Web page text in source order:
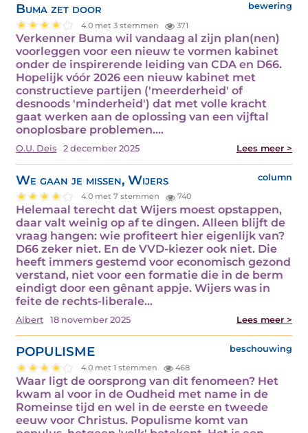
Buma zet door bewering
4.0 met 3 stemmen 371
Verkenner Buma wil vandaag al zijn plan(nen)
voorleggen voor een nieuw te vormen kabinet
onder de inspirerende leiding van CDA en D66.
Hopelijk vóór 2026 een nieuw kabinet met
constructieve partijen ('meerderheid' of
desnoods 'minderheid') dat met volle kracht
gaat werken aan de oplossing van een vijftal
onoplosbare problemen.…
O.U. Deis 2 december 2025 Lees meer >
We gaan je missen, Wijers column
4.0 met 7 stemmen 740
Helemaal terecht dat Wijers moest opstappen,
daar valt weinig op af te dingen. Alleen blijft de
vraag hangen: wie profiteert hier eigenlijk van?
D66 zeker niet. En de VVD-kiezer ook niet. Die
heeft immers gestemd voor economisch gezond
verstand, niet voor een formatie die in de berm
eindigt door een gênant appje. Wijers was in
feite de rechts-liberale…
Albert 18 november 2025 Lees meer >
POPULISME beschouwing
4.0 met 1 stemmen 468
Waar ligt de oorsprong van dit fenomeen? Het
kwam al voor in de Oudheid met name in de
Romeinse tijd en wel in de eerste en tweede
eeuw voor Christus. Populisme komt van